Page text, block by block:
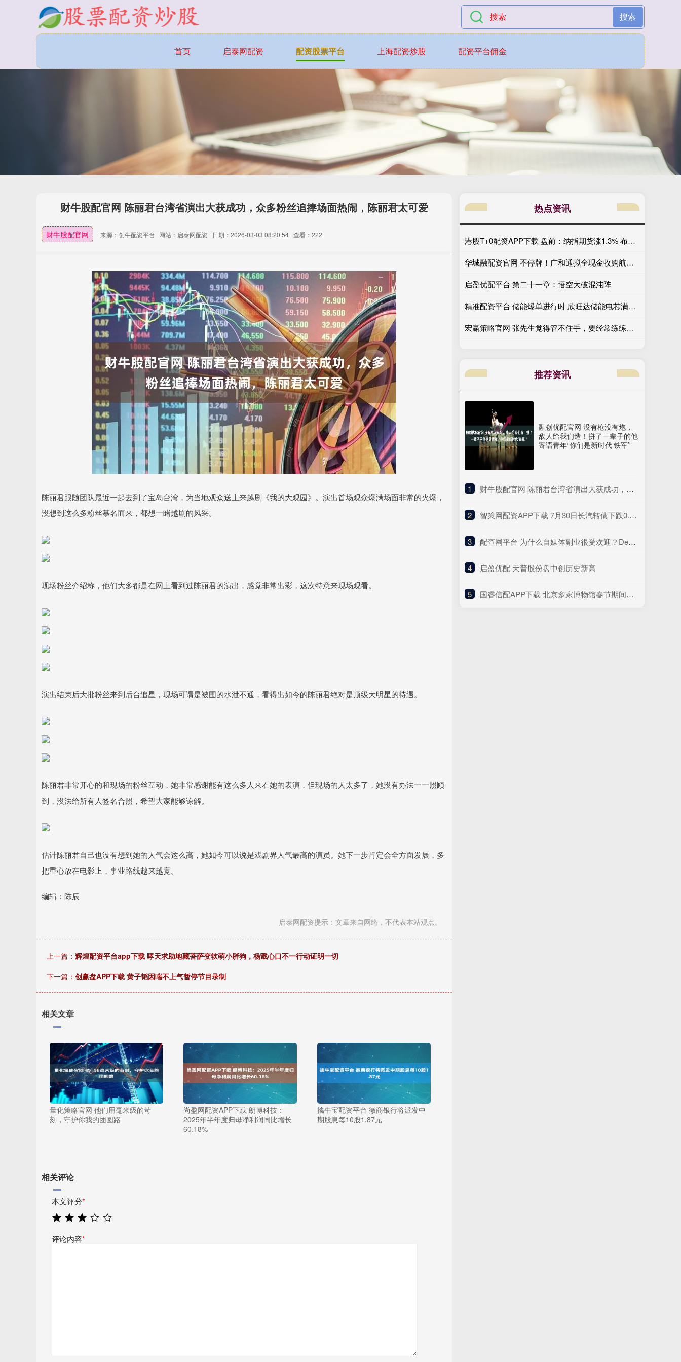
搜索
首页 启泰网配资 配资股票平台 上海配资炒股 配资平台佣金
财牛股配官网 陈丽君台湾省演出大获成功，众多粉丝追捧场面热闹，陈丽君太可爱
财牛股配官网 来源：创牛配资平台 网站：启泰网配资 日期：2026-03-03 08:20:54 查看：222
陈丽君跟随团队最近一起去到了宝岛台湾，为当地观众送上来越剧《我的大观园》。演出首场观众爆满场面非常的火爆，
没想到这么多粉丝慕名而来，都想一睹越剧的风采。
现场粉丝介绍称，他们大多都是在网上看到过陈丽君的演出，感觉非常出彩，这次特意来现场观看。
演出结束后大批粉丝来到后台追星，现场可谓是被围的水泄不通，看得出如今的陈丽君绝对是顶级大明星的待遇。
陈丽君非常开心的和现场的粉丝互动，她非常感谢能有这么多人来看她的表演，但现场的人太多了，她没有办法一一照顾
到，没法给所有人签名合照，希望大家能够谅解。
估计陈丽君自己也没有想到她的人气会这么高，她如今可以说是戏剧界人气最高的演员。她下一步肯定会全方面发展，多
把重心放在电影上，事业路线越来越宽。
编辑：陈辰
启泰网配资提示：文章来自网络，不代表本站观点。
上一篇： 辉煌配资平台app下载 哮天求助地藏菩萨变软萌小胖狗，杨戬心口不一行动证明一切
下一篇： 创赢盘APP下载 黄子韬因喘不上气暂停节目录制
相关文章
量化策略官网 他们用毫米级的苛
刻，守护你我的团圆路
尚盈网配资APP下载 朗博科技：
2025年半年度归母净利润同比增长
60.18%
擒牛宝配资平台 徽商银行将派发中
期股息每10股1.87元
相关评论
本文评分*
评论内容*
热点资讯
港股T+0配资APP下载 盘前：纳指期货涨1.3% 布伦特原油下跌6.1%
华城融配资官网 不停牌！广和通拟全现金收购航盛电子控制权，标的成立超32年，曾谋求A股独立上市
启盈优配平台 第二十一章：悟空大破混沌阵
精准配资平台 储能爆单进行时 欣旺达储能电芯满产满销 鹏辉能源Q3扣非净利润激增10418%
宏赢策略官网 张先生觉得管不住手，要经常练练手【20250520】
推荐资讯
融创优配官网 没有枪没有炮，
敌人给我们造！拼了一辈子的他
寄语青年“你们是新时代‘铁军’”
1 ​财牛股配官网 陈丽君台湾省演出大获成功，众多粉丝追捧场面热闹，陈丽君太可爱
2 ​智策网配资APP下载 7月30日长汽转债下跌0.33%，转股溢价率101.65%
3 ​配查网平台 为什么自媒体副业很受欢迎？DeepSeek用大白话解释！_生活_视频_工作
4 ​启盈优配 天普股份盘中创历史新高
5 ​国睿信配APP下载 北京多家博物馆春节期间延时开放，观展指南请收藏